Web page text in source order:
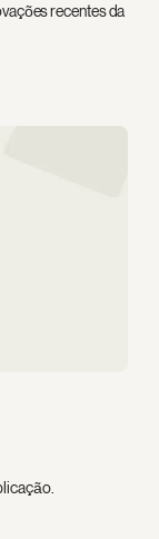
recentes da